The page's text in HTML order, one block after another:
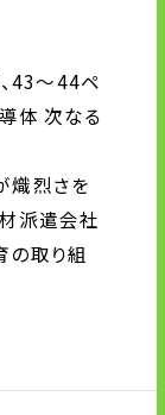
43～44ペ
体 次なる
熾烈さを
派遣会社
の取り組